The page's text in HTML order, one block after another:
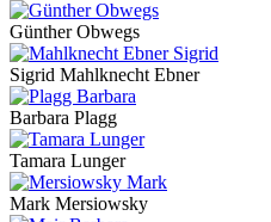
Günther Obwegs
Sigrid Mahlknecht Ebner
Barbara Plagg
Tamara Lunger
Mark Mersiowsky